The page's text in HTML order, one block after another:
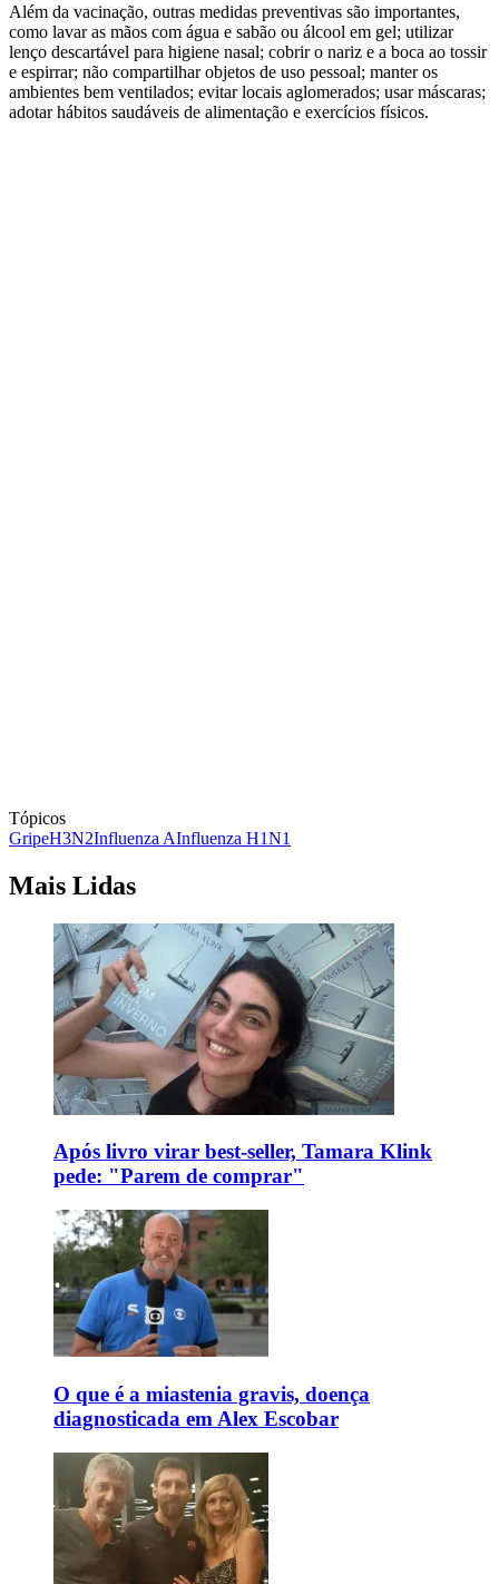
Além da vacinação, outras medidas preventivas são importantes,
como lavar as mãos com água e sabão ou álcool em gel; utilizar
lenço descartável para higiene nasal; cobrir o nariz e a boca ao tossir
e espirrar; não compartilhar objetos de uso pessoal; manter os
ambientes bem ventilados; evitar locais aglomerados; usar máscaras;
adotar hábitos saudáveis de alimentação e exercícios físicos.
Tópicos
GripeH3N2Influenza AInfluenza H1N1
Mais Lidas
Após livro virar best-seller, Tamara Klink
pede: "Parem de comprar"
O que é a miastenia gravis, doença
diagnosticada em Alex Escobar